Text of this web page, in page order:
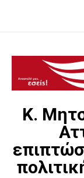
Κ.